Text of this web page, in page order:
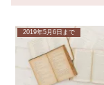
2019年5月6日まで